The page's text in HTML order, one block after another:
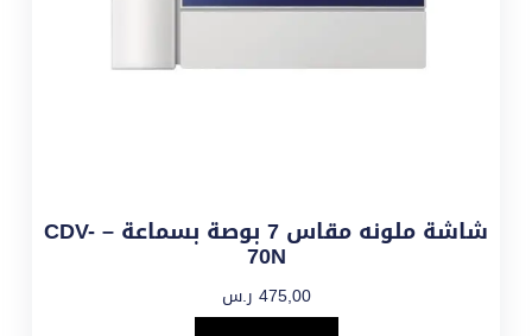
شاشة ملونه مقاس 7 بوصة بسماعة – CDV-
70N
475,00 ر.س